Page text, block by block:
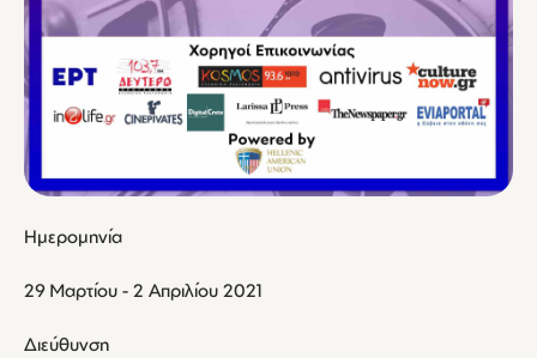
Ημερομηνία
29 Μαρτίου - 2 Απριλίου 2021
Διεύθυνση